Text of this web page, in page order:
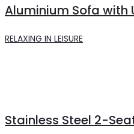
Aluminium Sofa with
RELAXING IN LEISURE
Stainless Steel 2-